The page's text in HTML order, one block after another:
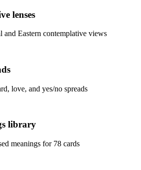
lenses
and Eastern contemplative views
love, and yes/no spreads
library
meanings for 78 cards